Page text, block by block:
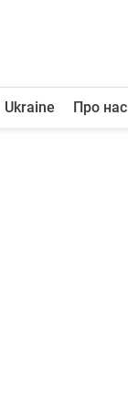
Ukraine Про нас